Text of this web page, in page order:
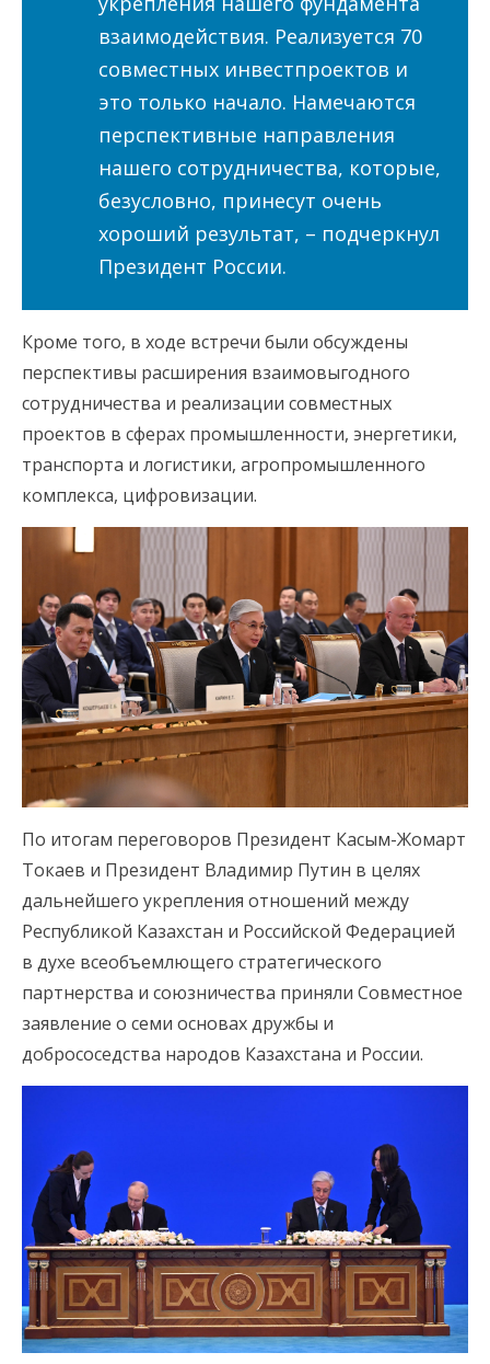
взаимодействия. Реализуется 70
совместных инвестпроектов и
это только начало. Намечаются
перспективные направления
нашего сотрудничества, которые,
безусловно, принесут очень
хороший результат, – подчеркнул
Президент России.
Кроме того, в ходе встречи были обсуждены
перспективы расширения взаимовыгодного
сотрудничества и реализации совместных
проектов в сферах промышленности, энергетики,
транспорта и логистики, агропромышленного
комплекса, цифровизации.
По итогам переговоров Президент Касым-Жомарт
Токаев и Президент Владимир Путин в целях
дальнейшего укрепления отношений между
Республикой Казахстан и Российской Федерацией
в духе всеобъемлющего стратегического
партнерства и союзничества приняли Совместное
заявление о семи основах дружбы и
добрососедства народов Казахстана и России.